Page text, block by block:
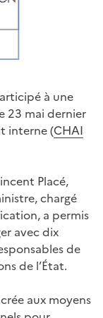
à une
23 mai dernier
interne (CHAI
Placé,
chargé
a permis
avec dix
de
de l’État.
aux moyens